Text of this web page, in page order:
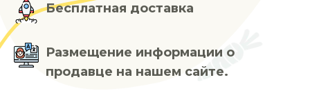
Бесплатная доставка
Размещение информации о
продавце на нашем сайте.